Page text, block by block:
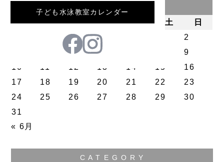
子ども水泳教室カレンダー
月 火 水 木 金 土
日
2
5 6
9
10
11 12 13 14 15
16
17
18 19 20 21 22
23
24
25 26 27 28 29
30
31
« 6月
C A T E G O R Y